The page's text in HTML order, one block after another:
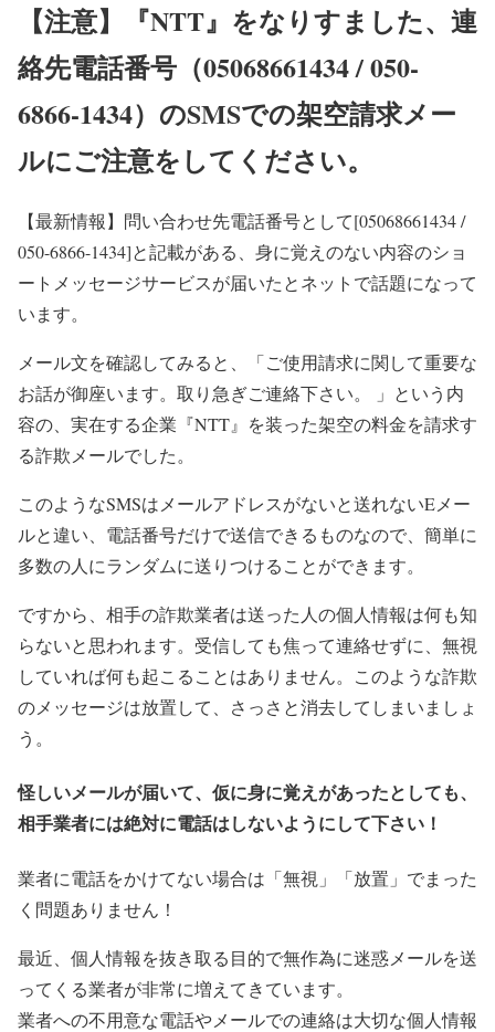
【注意】『NTT』をなりすました、連
絡先電話番号（05068661434 / 050-
6866-1434）のSMSでの架空請求メー
ルにご注意をしてください。
【最新情報】 問い合わせ先電話番号として[05068661434 /
050-6866-1434]と記載がある、身に覚えのない内容のショ
ートメッセージサービスが届いたとネットで話題になって
います。
メール文を確認してみると、「ご使用請求に関して重要な
お話が御座います。取り急ぎご連絡下さい。 」という内
容の、実在する企業『NTT』を装った架空の料金を請求す
る詐欺メールでした。
このようなSMSはメールアドレスがないと送れないEメー
ルと違い、電話番号だけで送信できるものなので、簡単に
多数の人にランダムに送りつけることができます。
ですから、相手の詐欺業者は送った人の個人情報は何も知
らないと思われます。受信しても焦って連絡せずに、無視
していれば何も起こることはありません。このような詐欺
のメッセージは放置して、さっさと消去してしまいましょ
う。
怪しいメールが届いて、仮に身に覚えがあったとしても、
相手業者には絶対に電話はしないようにして下さい！
業者に電話をかけてない場合は「無視」「放置」でまった
く問題ありません！
最近、個人情報を抜き取る目的で無作為に迷惑メールを送
ってくる業者が非常に増えてきています。
業者への不用意な電話やメールでの連絡は大切な個人情報